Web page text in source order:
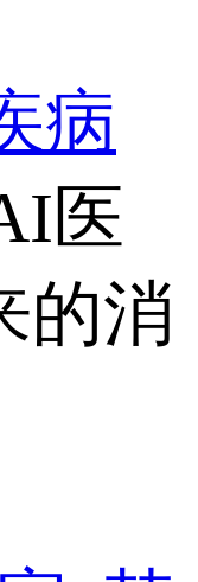
病
医
的消